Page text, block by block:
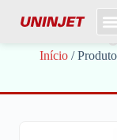
Início /